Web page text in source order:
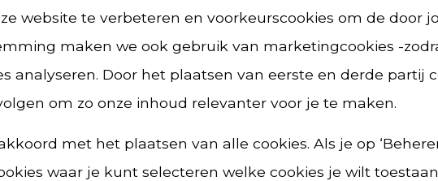
website te verbeteren en voorkeurscookies om de door
maken we ook gebruik van marketingcookies -
analyseren. Door het plaatsen van eerste en derde partij
om zo onze inhoud relevanter voor je te maken.
met het plaatsen van alle cookies. Als je op
waar je kunt selecteren welke cookies je wilt